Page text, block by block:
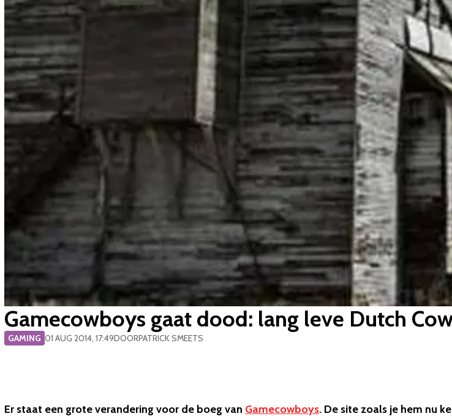
Gamecowboys gaat dood: lang leve Dutch
GAMING 01 AUG 2014, 17:49DOORPATRICK SMEETS
Er staat een grote verandering voor de boeg van Gamecowboys. De site zoals je hem nu